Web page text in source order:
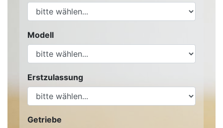
Modell
Erstzulassung
Getriebe